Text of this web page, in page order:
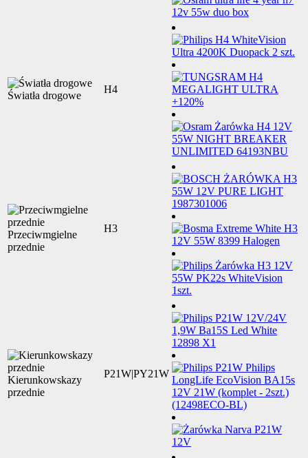
Światła drogowe
H4
Przeciwmgielne
przednie
H3
Kierunkowskazy
przednie
P21W|PY21W